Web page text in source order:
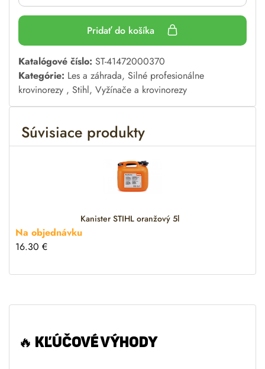
Pridať do košíka
A
l
t
e
n
a
Katalógové číslo: ST-41472000370
Kategórie: Les a záhrada, Silné profesionálne
krovinorezy , Stihl, Vyžínače a krovinorezy
Súvisiace produkty
Kanister STIHL oranžový 5l
Na objednávku
16.30 €
🔥 KĽÚČOVÉ VÝHODY